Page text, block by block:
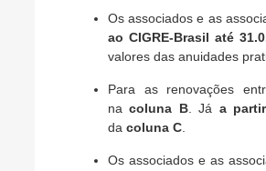
Os associados e as
ao CIGRE-Brasil até
valores das anuidades
Para as renovações
nacoluna B. Já a
da coluna C
Os associados e as